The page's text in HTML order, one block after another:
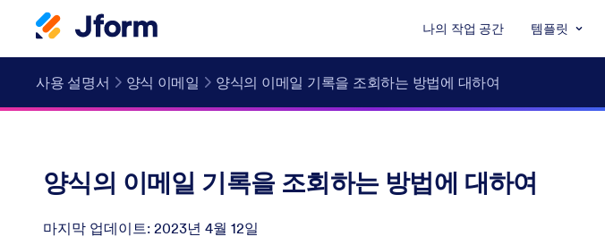
나의 작업 공간 템플릿
사용 설명서 양식 이메일 양식의 이메일 기록을 조회하는 방법에 대하여
양식의 이메일 기록을 조회하는 방법에 대하여
마지막 업데이트: 2023년 4월 12일